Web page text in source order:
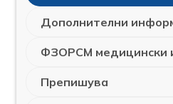
Дополнителни
ФЗОРСМ медицински
Препишува